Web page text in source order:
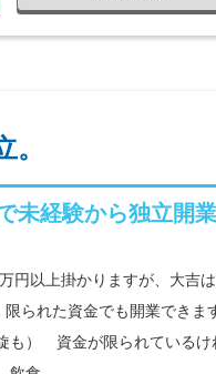
未経験から独立開
円以上掛かりますが、大吉
られた資金でも開業できま
も） 資金が限られているけ